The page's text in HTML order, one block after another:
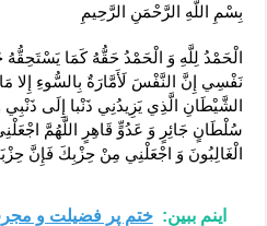
بِسْمِ اللَّهِ الرَّحْمَنِ الرَّحِيمِ
الْحَمْدُ لِلَّهِ وَ الْحَمْدُ حَقُّهُ كَمَا يَسْتَحِقُّهُ
نَفْسِي إِنَّ النَّفْسَ لَأَمَّارَةٌ بِالسُّوءِ إِلا
الشَّيْطَانِ الَّذِي يَزِيدُنِي ذَنْبا إِلَى
سُلْطَانٍ جَائِرٍ وَ عَدُوٍّ قَاهِرٍ اللَّهُمَّ
الْغَالِبُونَ وَ اجْعَلْنِي مِنْ حِزْبِكَ فَإِنَّ
اینم ببین: ختم پر فضیلت و